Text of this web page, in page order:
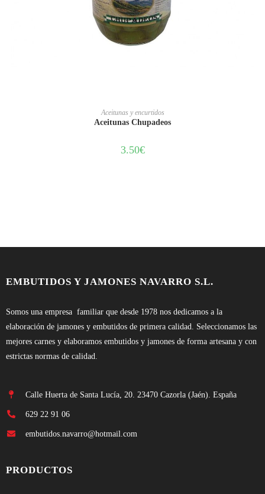
LEER MÁS
Aceitunas y encurtidos
Aceitunas Chupadeos
3.50€
EMBUTIDOS Y JAMONES NAVARRO S.L.
Somos una empresa familiar que desde 1978 nos dedicamos a la
elaboración de jamones y embutidos de primera calidad. Seleccionamos las
mejores carnes y elaboramos embutidos y jamones de forma artesana y con
estrictas normas de calidad.
Calle Huerta de Santa Lucía, 20. 23470 Cazorla (Jaén). España
629 22 91 06
embutidos.navarro@hotmail.com
PRODUCTOS